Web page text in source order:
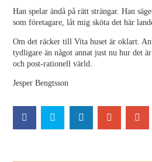
Han spelar ändå på rätt strängar. Han
som företagare, låt mig sköta det här
Om det räcker till Vita huset är oklart.
tydligare än något annat just nu hur det
och post-rationell värld.
Jesper Bengtsson